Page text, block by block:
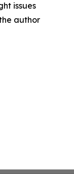
issues
author